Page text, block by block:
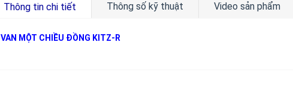
Thông tin chi tiết Thông số kỹ thuật Video sản phẩm
VAN MỘT CHIỀU ĐỒNG KITZ-R